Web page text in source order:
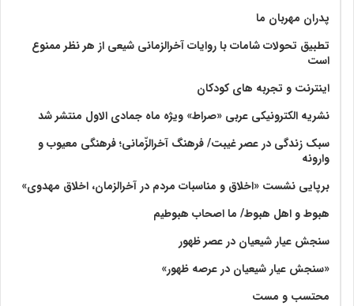
پدران مهربان ما
تطبیق تحولات شامات با روایات آخرالزمانی شیعی از هر نظر ممنوع
است
اینترنت و تجربه های کودکان
نشریه الکترونیکی عربی «صراط» ویژه ماه جمادی الاول منتشر شد
سبک زندگی در عصر غیبت/ فرهنگ آخرالزّمانی؛ فرهنگی معیوب و
وارونه
برپایی نشست «اخلاق و مناسبات مردم در آخرالزمان، اخلاق مهدوی»
هبوط و اهل هبوط/ ما اصحاب هبوطیم
سنجش عیار شیعیان در عصر ظهور
«سنجش عیار شیعیان در عرصه ظهور»
محتسب و مست